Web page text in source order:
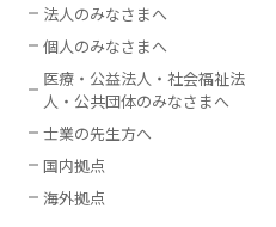
法人のみなさまへ
個人のみなさまへ
医療・公益法人・社会福祉法
人 ・ 公共団体のみなさまへ
士業の先生方へ
国内拠点
海外拠点